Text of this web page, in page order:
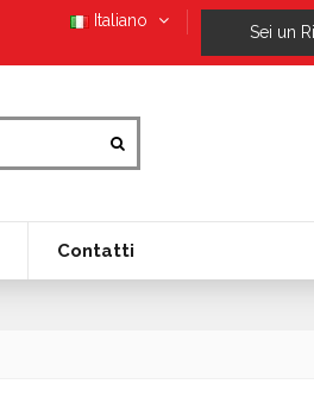
Italiano
Sei un
Contatti